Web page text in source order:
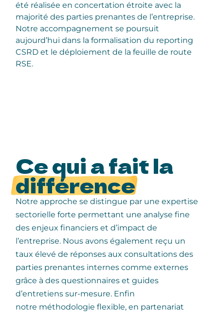
été réalisée en concertation étroite avec la
majorité des parties prenantes de l’entreprise.
Notre accompagnement se poursuit
aujourd’hui dans la formalisation du reporting
CSRD et le déploiement de la feuille de route
RSE.
Ce qui a fait la
différence
Notre approche se distingue par une expertise
sectorielle forte permettant une analyse fine
des enjeux financiers et d’impact de
l’entreprise. Nous avons également reçu un
taux élevé de réponses aux consultations des
parties prenantes internes comme externes
grâce à des questionnaires et guides
d’entretiens sur-mesure. Enfin
notre méthodologie flexible, en partenariat